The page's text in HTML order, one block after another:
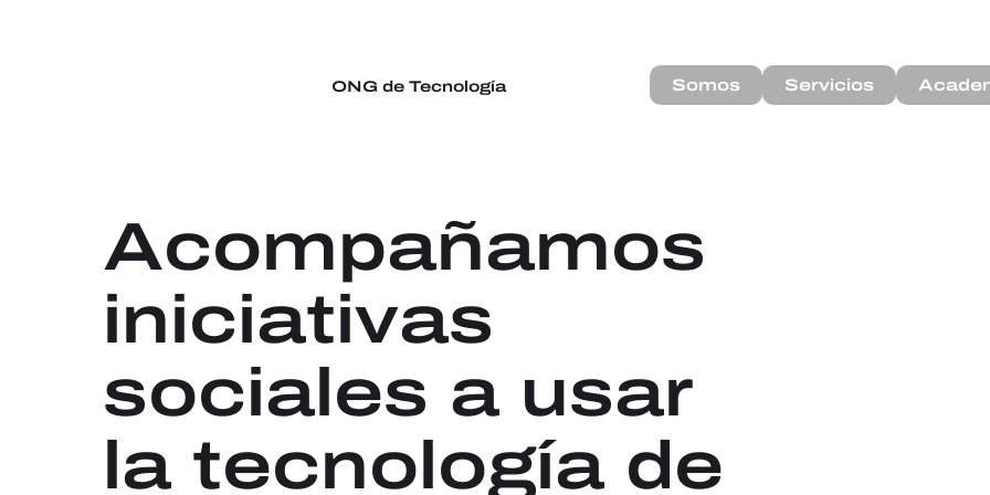
ONG de Tecnología Somos Servicios
Acompañamos
iniciativas
sociales a usar
la tecnología de